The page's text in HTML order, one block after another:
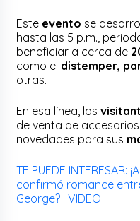
Este evento se
hasta las 5 p.m.,
beneficiar a cerca de
como el distemper,
otras.
En esa línea, los
de venta de
novedades para sus
TE PUEDE INTERESAR:
confirmó romance
George? | VIDEO